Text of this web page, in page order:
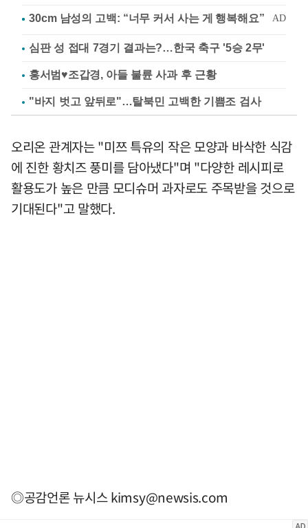
심판 성 접대 7경기 결과는?…한국 축구 '5승 2무'
홍서범♥조갑경, 아들 불륜 사과 후 근황
"바지 벗고 앞뒤로"…탈북민 고백한 기쁨조 검사
오리온 관계자는 "미쯔 특유의 작은 모양과 바삭한 식감
에 진한 황치즈 풍미를 담아냈다"며 "다양한 레시피로
활용도가 높은 만큼 모디슈머 과자로도 주목받을 것으로
기대된다"고 말했다.
◎공감언론 뉴시스kimsy@newsis.com